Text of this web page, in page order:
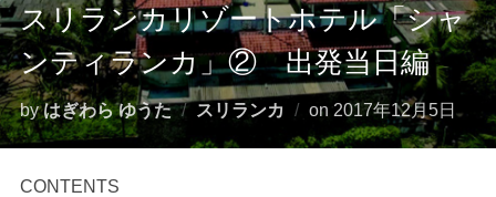
スリランカリゾートホテル「シャ
ンティランカ」② 出発当日編
byはぎわら ゆうた スリランカ on 投
稿
2017年12月5日
CONTENTS